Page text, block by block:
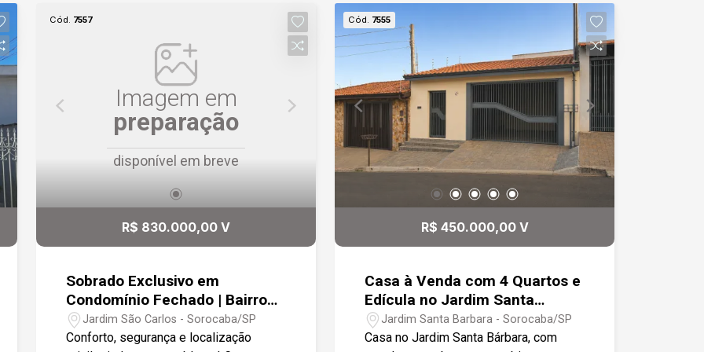
descoberta Ideal para quem procura um
imóvel prático, aconchegante e bem
localizado, perfeito para morar ou
investir.
Cód. 7557
Imagem em
preparação
disponível em breve
R$ 830.000,00 V
Sobrado Exclusivo em
Condomínio Fechado | Bairro
São Carlos | Próximo ao
Campolim | 2 Vagas
Jardim São Carlos - Sorocaba/SP
Conforto, segurança e localização
Cód. 7555
R$ 450.000,00 V
Casa à Venda com 4 Quartos e
Edícula no Jardim Santa
Bárbara, Sorocaba/SP
Jardim Santa Barbara - Sorocaba/SP
Casa no Jardim Santa Bárbara, com